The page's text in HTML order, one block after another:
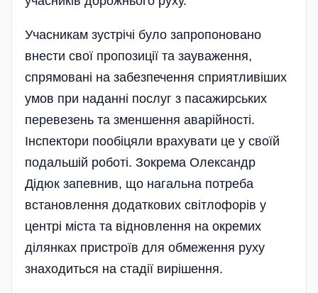
Учасникам зуст­річі було запропоновано
внести свої пропозиції та зауваження,
спрямовані на забезпечення сприятливіших
умов при наданні послуг з пасажирських
перевезень та зменшення аварійності.
Інспектори пообіцяли врахувати це у своїй
подальшій роботі. Зокрема Олександр
Дідюк запевнив, що нагальна потреба
встановлення додаткових світлофорів у
центрі міста та відновлення на окремих
ділянках пристроїв для обмеження руху
знаходиться на стадії вирішення.